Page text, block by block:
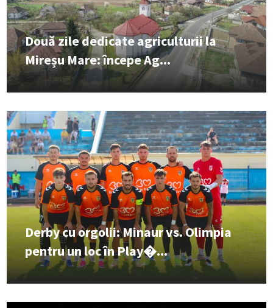
Două zile dedicate agriculturii la
Mireșu Mare: începe Ag...
Derby cu orgolii: Minaur vs. Olimpia
pentru un loc în Play�...